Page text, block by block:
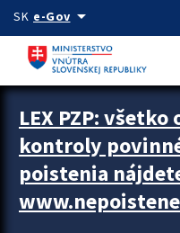
Preskocit na hlavný obsah
SK e-Govarrow_drop_down
Zastavit automatický posun
LEX PZP:
kontroly
poistenia